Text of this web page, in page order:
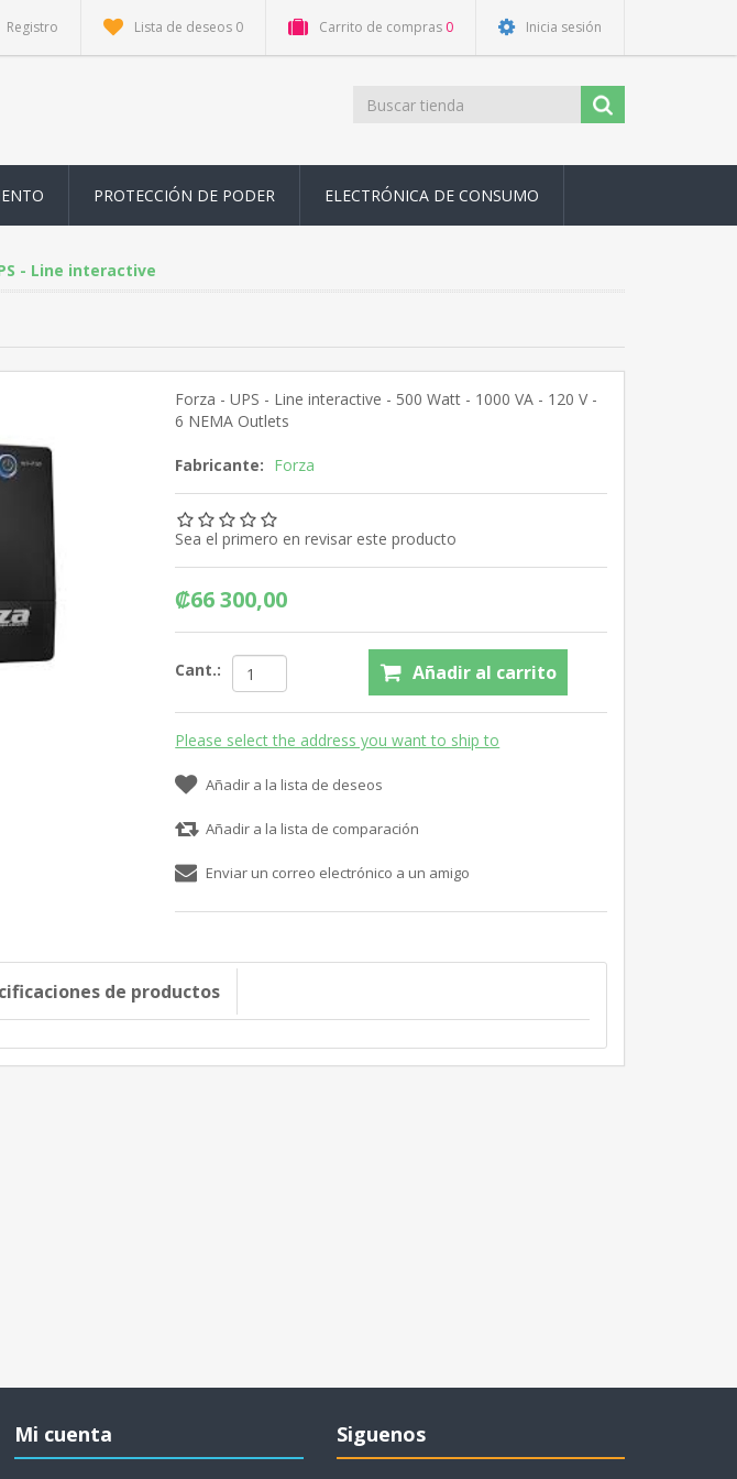
Registro Lista de deseos 0 Carrito de compras 0 Inicia sesión
PROTECCIÓN DE PODER ELECTRÓNICA DE CONSUMO
- Line interactive
Forza - UPS - Line interactive - 500 Watt - 1000 VA - 120 V -
6 NEMA Outlets
Fabricante: Forza
Sea el primero en revisar este producto
₡66 300,00
Cant.: Añadir al carrito
Please select the address you want to ship to
Añadir a la lista de deseos
Añadir a la lista de comparación
Enviar un correo electrónico a un amigo
de productos
Mi cuenta Siguenos